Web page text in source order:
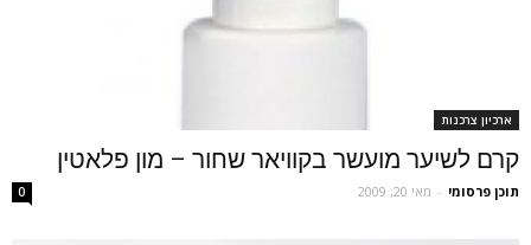
ארכיון צרכנות
קרם לשיער מועשר בקוויאר שחור – מון פלאטין
תוכן פרסומי - מאי 20, 2009 0